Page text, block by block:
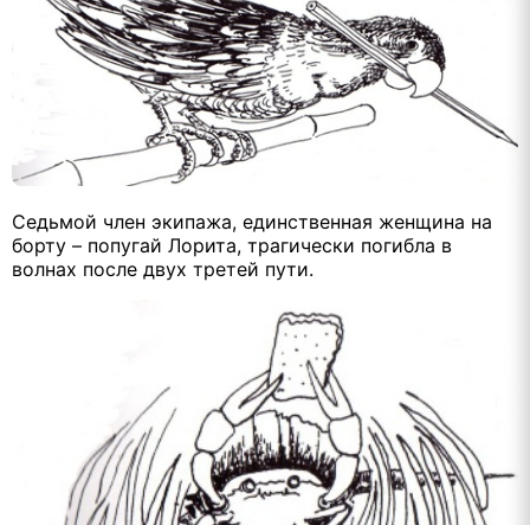
Седьмой член экипажа, единственная женщина на
борту – попугай Лорита, трагически погибла в
волнах после двух третей пути.